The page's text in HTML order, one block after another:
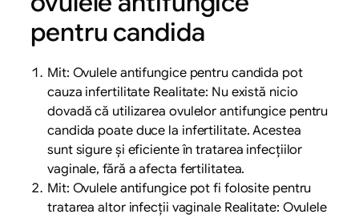
pentru candida
Mit: Ovulele antifungice pentru candida pot
cauza infertilitate Realitate: Nu există nicio
dovadă că utilizarea ovulelor antifungice pentru
candida poate duce la infertilitate. Acestea
sunt sigure și eficiente în tratarea infecțiilor
vaginale, fără a afecta fertilitatea.
Mit: Ovulele antifungice pot fi folosite pentru
tratarea altor infecții vaginale Realitate: Ovulele